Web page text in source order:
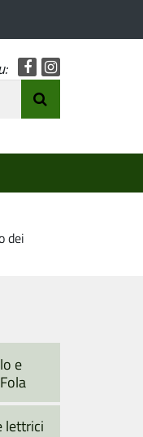
Facebook
dei
e
lettrici